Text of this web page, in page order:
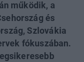
működik, a
és
Szlovákia
fókuszában.